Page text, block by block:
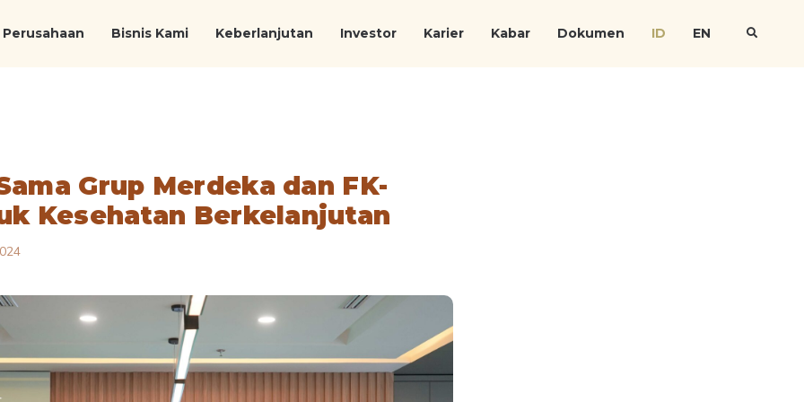
Perusahaan Bisnis Kami Keberlanjutan Investor Karier Kabar Dokumen ID EN
Grup Merdeka dan FK-
Kesehatan Berkelanjutan